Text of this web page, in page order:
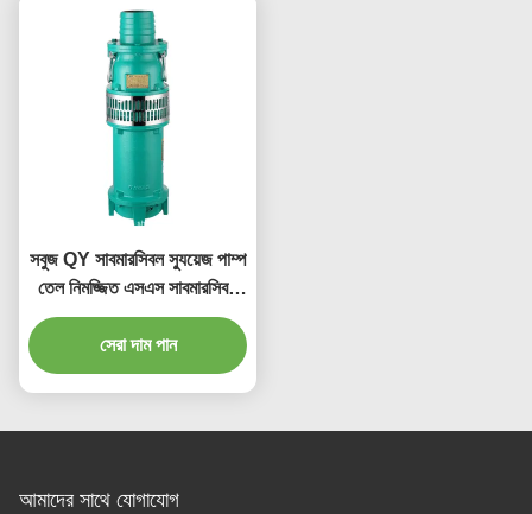
সবুজ QY সাবমারসিবল স্যুয়েজ পাম্প
তেল নিমজ্জিত এসএস সাবমারসিবল
পাম্প
সেরা দাম পান
আমাদের সাথে যোগাযোগ